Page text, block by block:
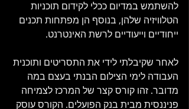
להשתמש במדיום ככלי לקידום תוכניות
הטלוויזיה שלהן, בנוסף הן מפתחות תכנים
ייחודיים וייעודיים לרשת האינטרנט.
לאחר שקיבלתי לידי את התסריטים ותוכנית
העבודה לימי הצילום הבנתי בעצם במה
מדובר. זהו קורס קצר של המרכז לצמיחה
פניננסית מבית בנק הפועלים. הקורס עוסק